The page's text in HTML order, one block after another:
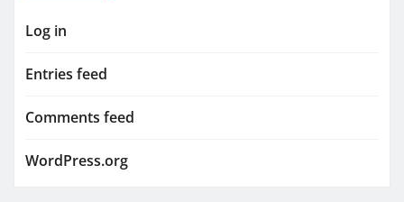
Log in
Entries feed
Comments feed
WordPress.org